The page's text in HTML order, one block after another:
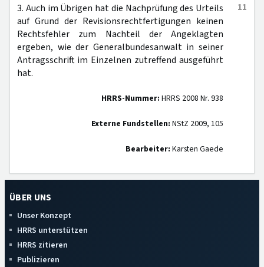
11
3. Auch im Übrigen hat die Nachprüfung des Urteils
auf Grund der Revisionsrechtfertigungen keinen
Rechtsfehler zum Nachteil der Angeklagten
ergeben, wie der Generalbundesanwalt in seiner
Antragsschrift im Einzelnen zutreffend ausgeführt
hat.
HRRS-Nummer: HRRS 2008 Nr. 938
Externe Fundstellen: NStZ 2009, 105
Bearbeiter: Karsten Gaede
ÜBER UNS
Unser Konzept
HRRS unterstützen
HRRS zitieren
Publizieren